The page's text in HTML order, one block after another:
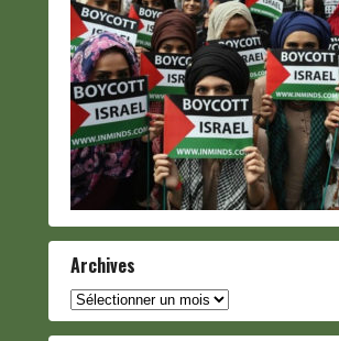
Archives
Archives